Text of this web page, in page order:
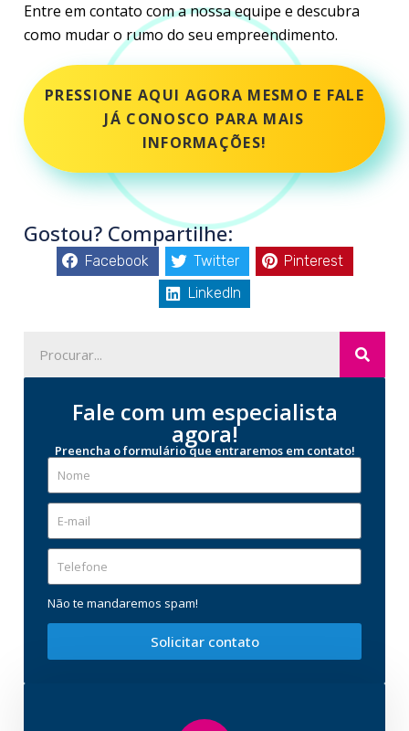
Entre em contato com a nossa equipe e descubra
como mudar o rumo do seu empreendimento.
PRESSIONE AQUI AGORA MESMO E FALE
JÁ CONOSCO PARA MAIS
INFORMAÇÕES!
Gostou? Compartilhe:
Facebook Twitter
Pinterest
LinkedIn
Fale com um especialista
agora!
Preencha o formulário que entraremos em contato!
Não te mandaremos spam!
Solicitar contato